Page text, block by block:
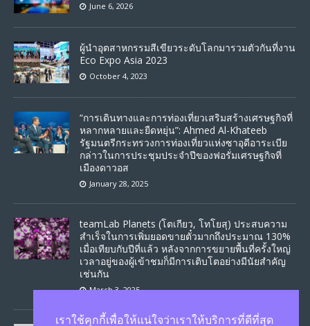
June 6, 2026
ผู้นำอุตสาหกรรมสีเขียวระดับโลกมารวมตัวกันที่งาน
Eco Expo Asia 2023
October 4, 2023
“การเดินทางและการท่องเที่ยวเสริมสร้างเศรษฐกิจที่
หลากหลายและยืดหยุ่น”: Ahmed Al-Khateeb
รัฐมนตรีกระทรวงการท่องเที่ยวแห่งซาอุดีอาระเบีย
กล่าวในการประชุมประจำปีของฟอรั่มเศรษฐกิจที่
เมืองดาวอส
January 28, 2025
teamLab Planets (โตเกียว, โทโยสุ) ประสบความ
สำเร็จในการเพิ่มยอดขายตั๋วมากถึงประมาณ 130%
เมื่อเทียบกับปีที่แล้ว หลังจากการขยายพื้นที่ครั้งใหญ่
เวลาอยู่ของผู้เข้าชมก็มีการเติบโตอย่างมีนัยสำคัญ
เช่นกัน
March 3, 2025
เราใช้คุกกี้เพื่อให้แน่ใจว่าเราให้บริการที่ดีที่สุด